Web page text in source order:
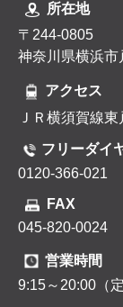
所在地
〒244-0805
神奈川県横浜
アクセス
ＪＲ横須賀線
フリーダイ
0120-366-021
FAX
045-820-0024
営業時間
9:15～20:00（